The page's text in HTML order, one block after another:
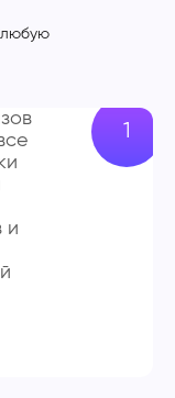
любую
и